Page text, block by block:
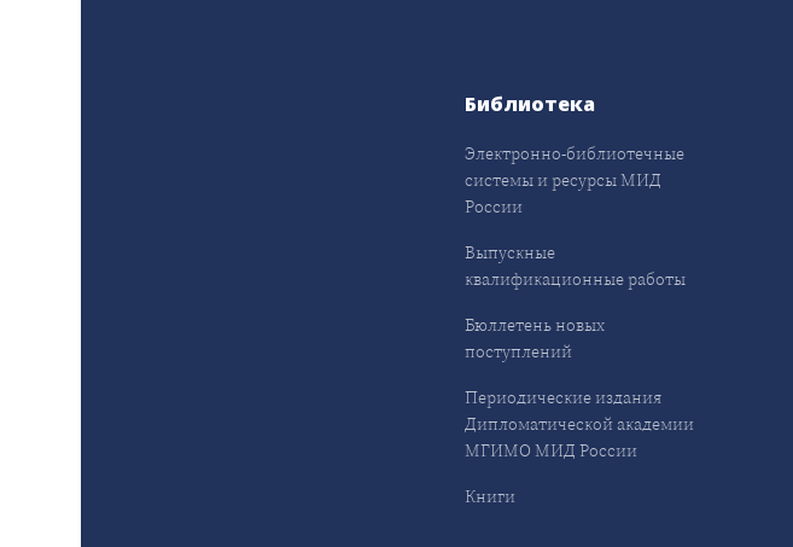
Библиотека
Электронно-библиотечные
системы и ресурсы МИД
России
Выпускные
квалификационные работы
Бюллетень новых
поступлений
Периодические издания
Дипломатической академии
МГИМО МИД России
Книги